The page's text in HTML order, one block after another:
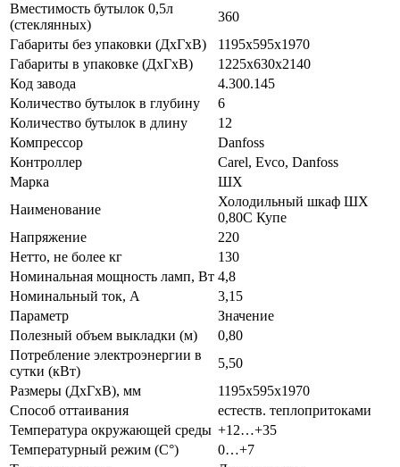
Вместимость бутылок 0,5л
(стеклянных)
360
Габариты без упаковки (ДхГхВ)
1195х595х1970
Габариты в упаковке (ДхГхВ)
1225х630х2140
Код завода
4.300.145
Количество бутылок в глубину
6
Количество бутылок в длину
12
Компрессор
Danfoss
Контроллер
Carel, Evco, Danfoss
Марка
ШХ
Наименование
Холодильный шкаф ШХ
0,80С Купе
Напряжение
220
Нетто, не более кг
130
Номинальная мощность ламп, Вт 4,8
Номинальный ток, A
3,15
Параметр
Значение
Полезный объем выкладки (м)
0,80
Потребление электроэнергии в
сутки (кВт)
5,50
Размеры (ДхГхВ), мм
1195х595х1970
Способ оттаивания
естеств. теплопритоками
Температура окружающей среды +12…+35
Температурный режим (C°)
0…+7